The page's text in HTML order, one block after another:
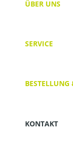
ÜBER UNS
SERVICE
BESTELLUNG
KONTAKT